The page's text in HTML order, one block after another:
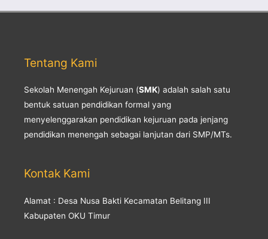
Tentang Kami
Sekolah Menengah Kejuruan (SMK) adalah salah satu
bentuk satuan pendidikan formal yang
menyelenggarakan pendidikan kejuruan pada jenjang
pendidikan menengah sebagai lanjutan dari SMP/MTs.
Kontak Kami
Alamat : Desa Nusa Bakti Kecamatan Belitang III
Kabupaten OKU Timur